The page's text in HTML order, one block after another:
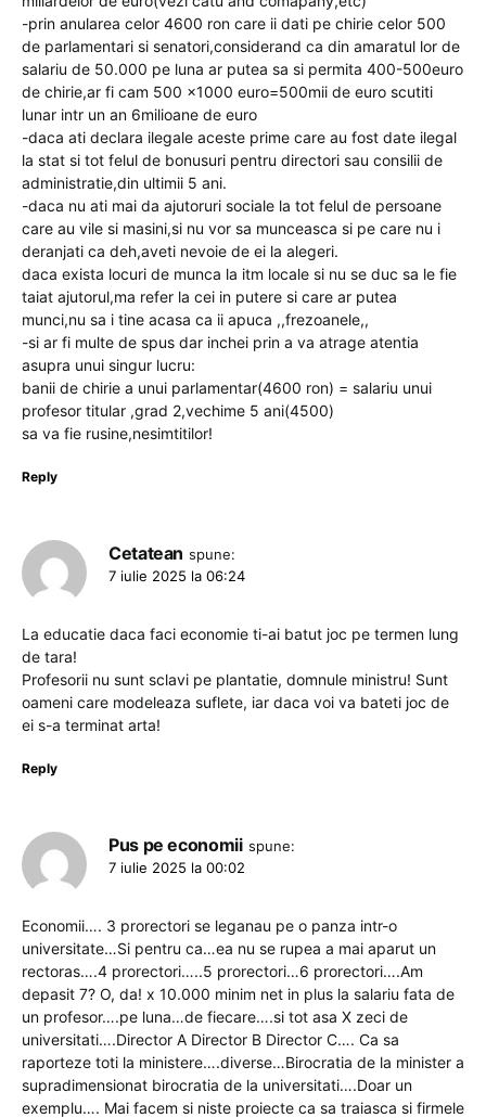
-prin anularea celor 4600 ron care ii dati pe chirie celor 500
de parlamentari si senatori,considerand ca din amaratul lor de
salariu de 50.000 pe luna ar putea sa si permita 400-500euro
de chirie,ar fi cam 500 x1000 euro=500mii de euro scutiti
lunar intr un an 6milioane de euro
-daca ati declara ilegale aceste prime care au fost date ilegal
la stat si tot felul de bonusuri pentru directori sau consilii de
administratie,din ultimii 5 ani.
-daca nu ati mai da ajutoruri sociale la tot felul de persoane
care au vile si masini,si nu vor sa munceasca si pe care nu i
deranjati ca deh,aveti nevoie de ei la alegeri.
daca exista locuri de munca la itm locale si nu se duc sa le fie
taiat ajutorul,ma refer la cei in putere si care ar putea
munci,nu sa i tine acasa ca ii apuca ,,frezoanele,,
-si ar fi multe de spus dar inchei prin a va atrage atentia
asupra unui singur lucru:
banii de chirie a unui parlamentar(4600 ron) = salariu unui
profesor titular ,grad 2,vechime 5 ani(4500)
sa va fie rusine,nesimtitilor!
Reply
Cetatean spune:
7 iulie 2025 la 06:24
La educatie daca faci economie ti-ai batut joc pe termen lung
de tara!
Profesorii nu sunt sclavi pe plantatie, domnule ministru! Sunt
oameni care modeleaza suflete, iar daca voi va bateti joc de
ei s-a terminat arta!
Reply
Pus pe economii spune:
7 iulie 2025 la 00:02
Economii…. 3 prorectori se leganau pe o panza intr-o
universitate…Si pentru ca…ea nu se rupea a mai aparut un
rectoras….4 prorectori…..5 prorectori…6 prorectori….Am
depasit 7? O, da! x 10.000 minim net in plus la salariu fata de
un profesor….pe luna…de fiecare….si tot asa X zeci de
universitati….Director A Director B Director C…. Ca sa
raporteze toti la ministere….diverse…Birocratia de la minister a
supradimensionat birocratia de la universitati….Doar un
exemplu…. Mai facem si niste proiecte ca sa traiasca si firmele